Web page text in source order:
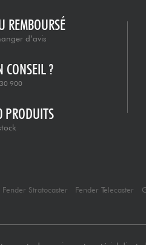
REMBOURSÉ
d’avis
CONSEIL ?
900
Fender Stratocaster Fender Telecaster